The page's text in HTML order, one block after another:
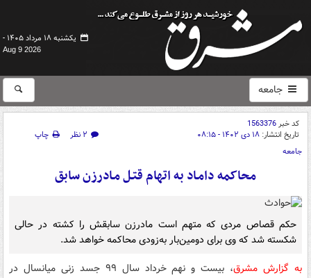
یکشنبه ۱۸ مرداد ۱۴۰۵ -
Aug 9 2026
جامعه
کد خبر1563376
تاریخ انتشار: ۱۸ دی ۱۴۰۲ - ۰۸:۱۵ ۲ نظر
چاپ
جامعه
محاکمه دامـاد به اتهام قتـل مـادرزن سابق
حکم قصاص مردی که متهم است مادرزن سابقش را کشته در حالی
شکسته شد که وی برای دومین‌بار به‌زودی محاکمه خواهد شد.
به گزارش مشرق
، بیست و نهم خرداد سال ۹۹ جسد زنی میانسال در